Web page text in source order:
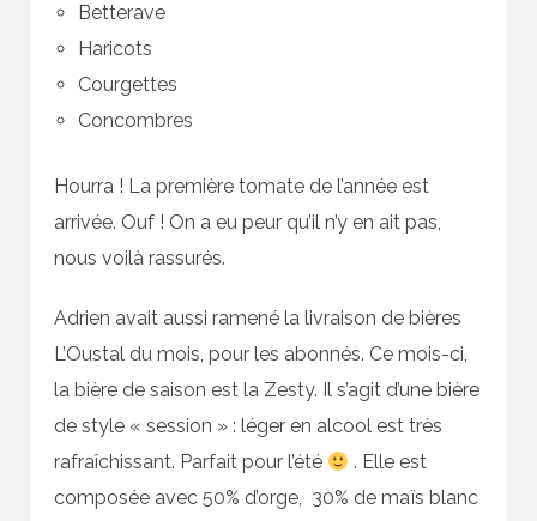
Betterave
Haricots
Courgettes
Concombres
Hourra ! La première tomate de l’année est
arrivée. Ouf ! On a eu peur qu’il n’y en ait pas,
nous voilà rassurés.
Adrien avait aussi ramené la livraison de bières
L’Oustal du mois, pour les abonnés. Ce mois-ci,
la bière de saison est la Zesty. Il s’agit d’une bière
de style « session » : léger en alcool est très
rafraîchissant. Parfait pour l’été
. Elle est
composée avec 50% d’orge, 30% de maïs blanc